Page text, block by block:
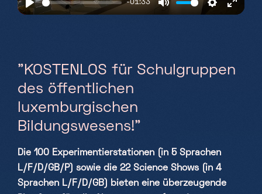
Play
-01:33
Mute Settings
Enter
"KOSTENLOS für Schulgruppen
des öffentlichen
luxemburgischen
Bildungswesens!"
Die 100 Experimentierstationen (in 5 Sprachen
L/F/D/GB/P) sowie die 22 Science Shows (in 4
Sprachen L/F/D/GB) bieten eine überzeugende